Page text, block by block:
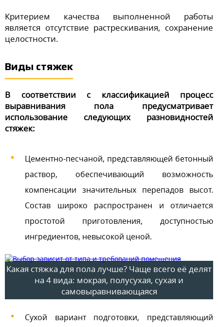
Критерием качества выполненной работы
является отсутствие растрескивания, сохранение
целостности.
Виды стяжек
В соответствии с классификацией процесс
выравнивания пола предусматривает
использование следующих разновидностей
стяжек:
Цементно-песчаной, представляющей бетонный
раствор, обеспечивающий возможность
компенсации значительных перепадов высот.
Состав широко распространен и отличается
простотой приготовления, доступностью
ингредиентов, невысокой ценой.
Какая стяжка для пола лучше? Чаще всего её делят
на 4 вида: мокрая, полусухая, сухая и
самовыравнивающаяся
Сухой вариант подготовки, представляющий